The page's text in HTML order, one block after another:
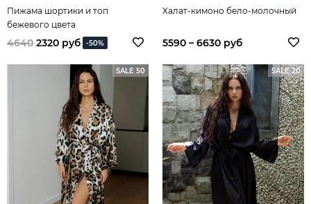
Пижама шортики и топ
бежевого цвета
4640 2320 руб -50%
Халат-кимоно бело-молочный
5590 – 6630 руб
SALE 50 SALE 20